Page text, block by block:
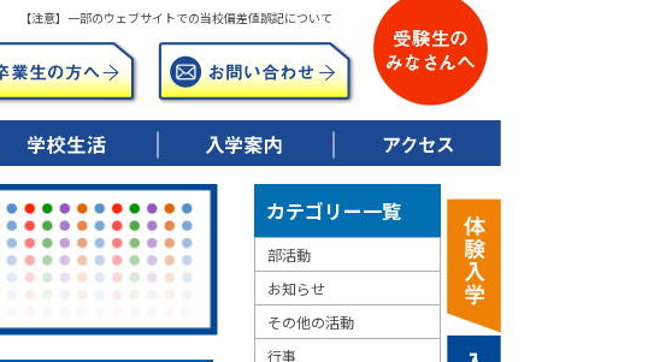
【注意】一部のウェブサイトでの当校偏差値誤記について
学校行事
部活動紹介 ▶ 令和8年度募集要項
▶ 校納金について
▶ 特典制度について
カテゴリー一覧
部活動
お知らせ
その他の活動
行事